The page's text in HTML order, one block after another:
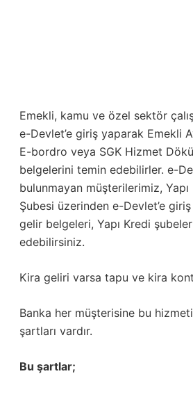
Emekli, kamu ve özel sektör
e-Devlet’e giriş yaparak Emekli
E-bordro veya SGK Hizmet
belgelerini temin edebilirler. e-
bulunmayan müşterilerimiz,
Şubesi üzerinden e-Devlet’e
gelir belgeleri, Yapı Kredi
edebilirsiniz.
Kira geliri varsa tapu ve kira
Banka her müşterisine bu
şartları vardır.
Bu şartlar;